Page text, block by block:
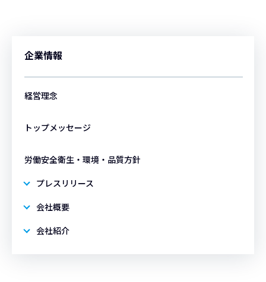
企業情報
経営理念
トップメッセージ
労働安全衛生・環境・品質方針
プレスリリース
会社概要
会社紹介